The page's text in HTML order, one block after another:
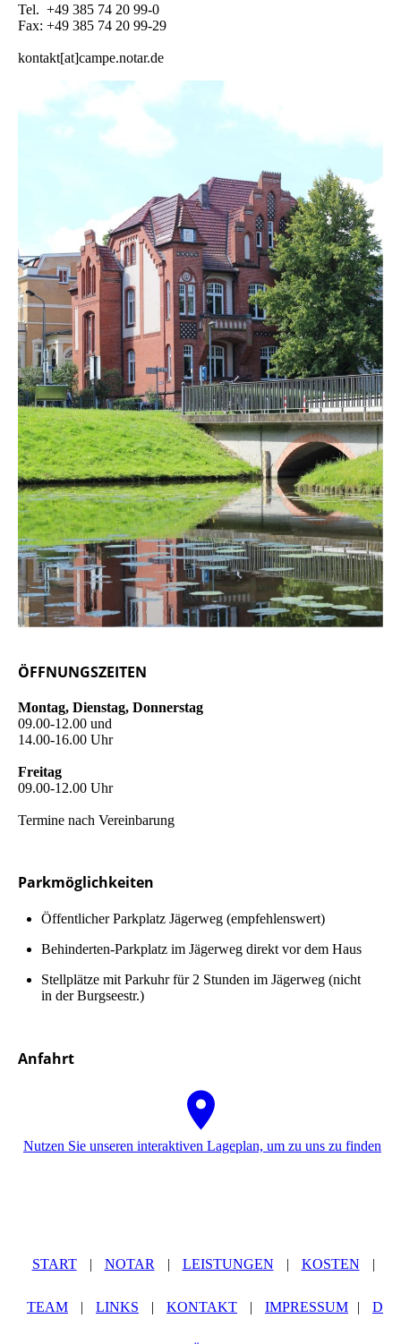
Tel. +49 385 74 20 99-0
Fax: +49 385 74 20 99-29
kontakt[at]campe.notar.de
ÖFFNUNGSZEITEN
Montag, Dienstag, Donnerstag
09.00-12.00 und
14.00-16.00 Uhr
Freitag
09.00-12.00 Uhr
Termine nach Vereinbarung
Parkmöglichkeiten
Öffent­lich­er Parkplatz Jägerweg (em­pfeh­lens­wert)
Be­hin­der­ten-Parkplatz im Jägerweg direkt vor dem Haus
Stellplätze mit Park­uhr für 2 Stunden im Jägerweg (nicht
in der Burgseestr.)
Anfahrt
Nutzen Sie unseren interaktiven La­ge­plan, um zu uns zu finden
START | NOTAR | LEISTUNGEN | KOSTEN |
TEAM | LINKS | KONTAKT | IMPRESSUM | D